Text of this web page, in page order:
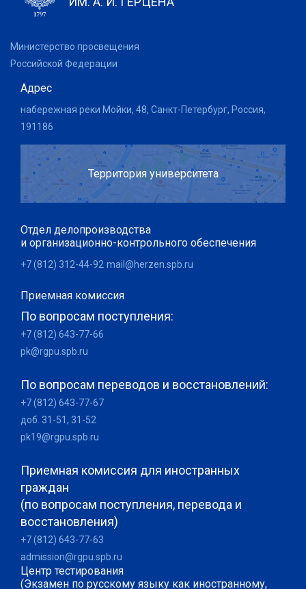
Министерство просвещения
Российской Федерации
Адрес
набережная реки Мойки, 48, Санкт-Петербург, Россия,
191186
Территория университета
Отдел делопроизводства
и организационно-контрольного обеспечения
+7 (812) 312-44-92 mail@herzen.spb.ru
Приемная комиссия
По вопросам поступления:
+7 (812) 643-77-66
pk@rgpu.spb.ru
По вопросам переводов и восстановлений:
+7 (812) 643-77-67
доб. 31-51, 31-52
pk19@rgpu.spb.ru
Приемная комиссия для иностранных
граждан
(по вопросам поступления, перевода и
восстановления)
+7 (812) 643-77-63
admission@rgpu.spb.ru
Центр тестирования
(Экзамен по русскому языку как иностранному,